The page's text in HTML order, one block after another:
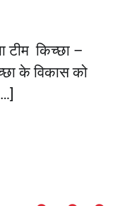
टीम किच्छा –
के विकास को